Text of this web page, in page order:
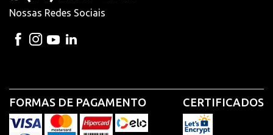
Nossas Redes Sociais
FORMAS DE PAGAMENTO CERTIFICADOS